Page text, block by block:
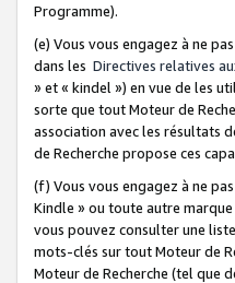
Programme).
(e) Vous vous engagez à ne
dans les Directives relatives
» et « kindel ») en vue de les
sorte que tout Moteur de
association avec les résultats
de Recherche propose ces
(f) Vous vous engagez à ne
Kindle » ou toute autre
vous pouvez consulter une
mots-clés sur tout Moteur de
Moteur de Recherche (tel que